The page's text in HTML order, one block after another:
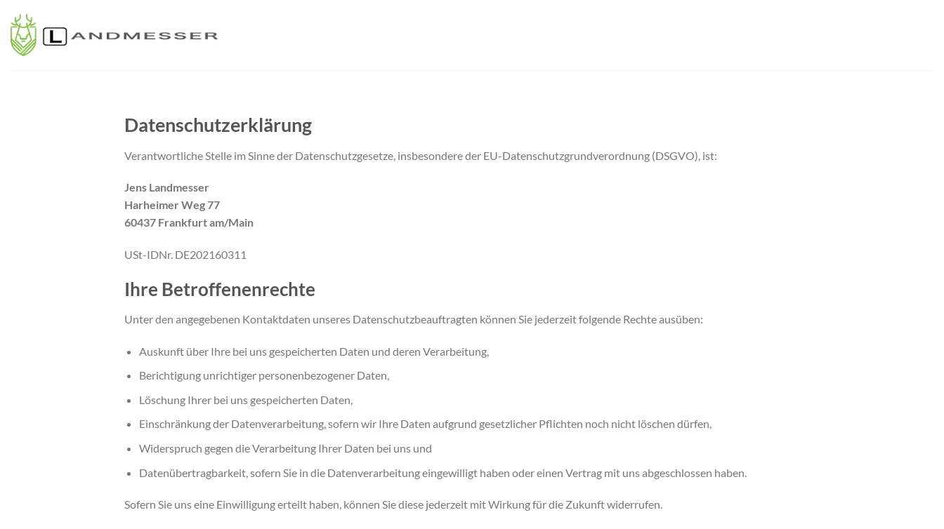
Inhalt
springen
Datenschutzerklärung
Verantwortliche Stelle im Sinne der Datenschutzgesetze, insbesondere der EU-Datenschutzgrundverordnung (DSGVO), ist:
Jens Landmesser
Harheimer Weg 77
60437 Frankfurt am/Main
USt-IDNr. DE202160311
Ihre Betroffenenrechte
Unter den angegebenen Kontaktdaten unseres Datenschutzbeauftragten können Sie jederzeit folgende Rechte ausüben:
Auskunft über Ihre bei uns gespeicherten Daten und deren Verarbeitung,
Berichtigung unrichtiger personenbezogener Daten,
Löschung Ihrer bei uns gespeicherten Daten,
Einschränkung der Datenverarbeitung, sofern wir Ihre Daten aufgrund gesetzlicher Pflichten noch nicht löschen dürfen,
Widerspruch gegen die Verarbeitung Ihrer Daten bei uns und
Datenübertragbarkeit, sofern Sie in die Datenverarbeitung eingewilligt haben oder einen Vertrag mit uns abgeschlossen haben.
Sofern Sie uns eine Einwilligung erteilt haben, können Sie diese jederzeit mit Wirkung für die Zukunft widerrufen.